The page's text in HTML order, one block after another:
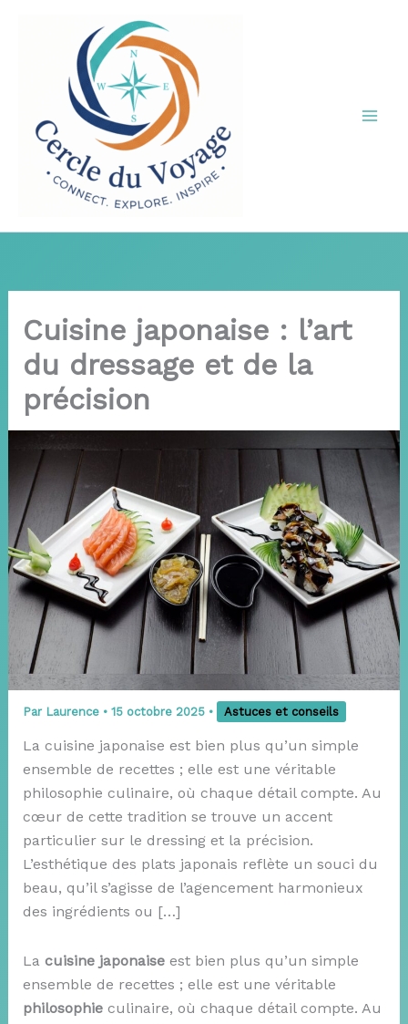
Cuisine japonaise : l’art
du dressage et de la
précision
Par Laurence • 15 octobre 2025 • Astuces et conseils
La cuisine japonaise est bien plus qu’un simple
ensemble de recettes ; elle est une véritable
philosophie culinaire, où chaque détail compte. Au
cœur de cette tradition se trouve un accent
particulier sur le dressing et la précision.
L’esthétique des plats japonais reflète un souci du
beau, qu’il s’agisse de l’agencement harmonieux
des ingrédients ou […]
La cuisine japonaiseest bien plus qu’un simple
ensemble de recettes ; elle est une véritable
philosophieculinaire, où chaque détail compte. Au